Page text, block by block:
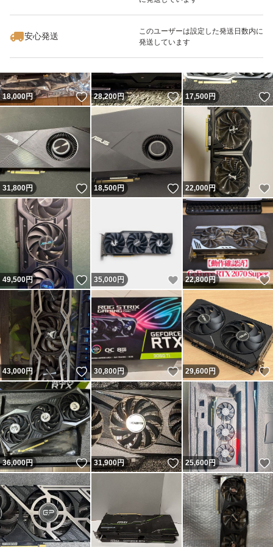
安心発送
このユーザーは設定した発送日数内に
発送しています
いいね！
29,800
18,000円 いいね！
28,200円 いいね！
17,500円
31,800円 いいね！
18,500円 いいね！
22,000円
49,500円 いいね！
35,000 円 いいね！
22,800円
43,000円 いいね！
30,800円 いいね！
29,600円
36,000円 いいね！
31,900円 いいね！
25,600円